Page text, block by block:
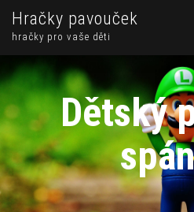
Hračky pavouček
hračky pro vaše děti
Dětský